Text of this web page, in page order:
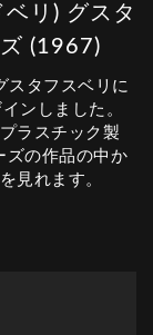
リ) グスタ
(1967)
スタフスベリに
ンしました。
ラスチック製
ズの作品の中か
見れます。